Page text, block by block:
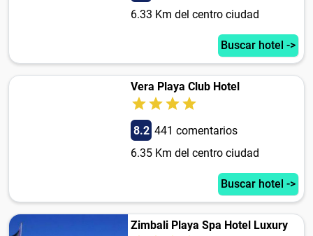
6.33 Km del centro ciudad
Buscar hotel ->
Vera Playa Club Hotel
8.2 441 comentarios
6.35 Km del centro ciudad
Buscar hotel ->
Zimbali Playa Spa Hotel Luxury